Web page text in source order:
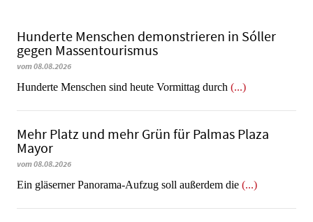
Hunderte Menschen demonstrieren in Sóller
gegen Massentourismus
vom 08.08.2026
Hunderte Menschen sind heute Vormittag durch (...)
Mehr Platz und mehr Grün für Palmas Plaza
Mayor
vom 08.08.2026
Ein gläserner Panorama-Aufzug soll außerdem die (...)